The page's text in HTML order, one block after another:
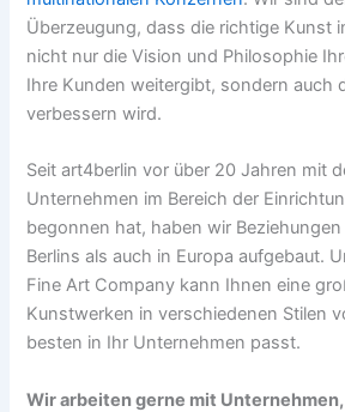
Überzeugung, dass die richtige Kunst
nicht nur die Vision und Philosophie
Ihre Kunden weitergibt, sondern auch
verbessern wird.
Seit art4berlin vor über 20 Jahren mit
Unternehmen im Bereich der
begonnen hat, haben wir
Berlins als auch in Europa aufgebaut.
Fine Art Company kann Ihnen eine
Kunstwerken in verschiedenen Stilen
besten in Ihr Unternehmen passt.
Wir arbeiten gerne mit